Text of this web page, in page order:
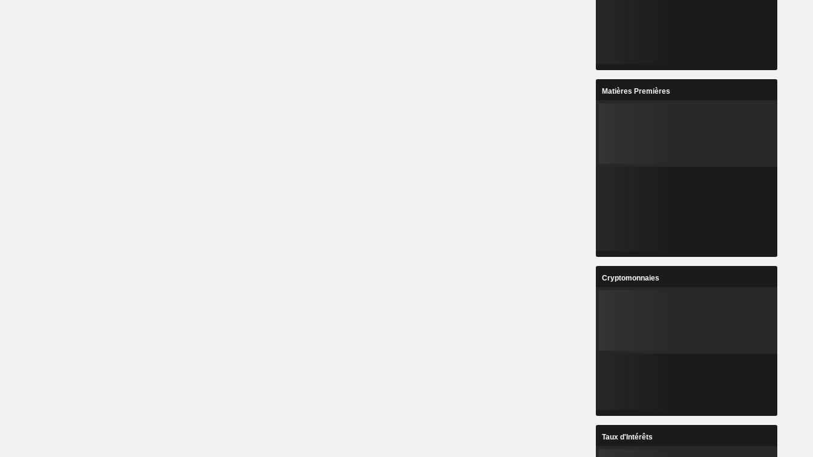
Matières Premières
Cryptomonnaies
Taux d'Intérêts